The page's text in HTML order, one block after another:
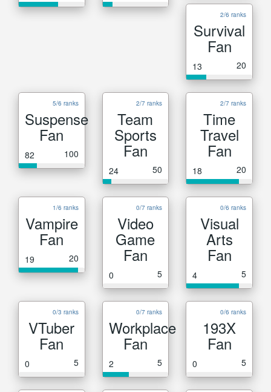
2/6 ranks
Survival
Fan
13 20
5/6 ranks
Suspense
Fan
82 100
2/7 ranks
Team
Sports
Fan
24 50
2/7 ranks
Time
Travel
Fan
18 20
1/6 ranks
Vampire
Fan
19 20
0/7 ranks
Video
Game
Fan
0 5
0/6 ranks
Visual
Arts
Fan
4 5
0/3 ranks
VTuber
Fan
0 5
0/7 ranks
Workplace
Fan
2 5
0/6 ranks
193X
Fan
0 5